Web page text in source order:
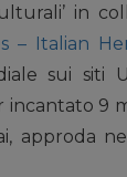
in
– Italian
sui siti
incantato 9
approda